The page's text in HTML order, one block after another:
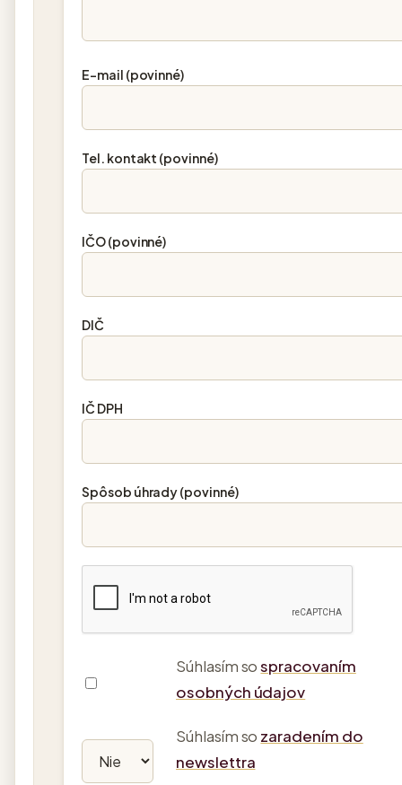
E-mail (povinné)
Tel. kontakt (povinné)
IČO (povinné)
DIČ
IČ DPH
Spôsob úhrady (povinné)
Súhlasím sospracovaním
osobných údajov
Súhlasím so zaradením do
newslettra